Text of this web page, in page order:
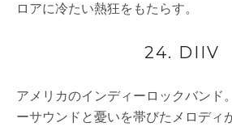
ロアに冷たい熱狂をもたらす。
24. DIIV
アメリカのインディーロックバンド
ーサウンドと憂いを帯びたメロディ